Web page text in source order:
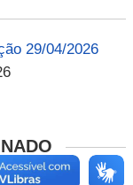
29/04/2026